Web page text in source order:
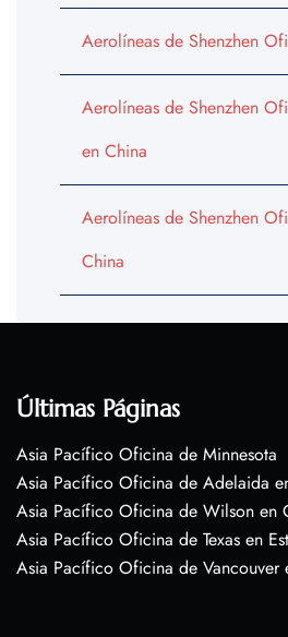
Aerolíneas de Shenzhen
Aerolíneas de Shenzhen
en China
Aerolíneas de Shenzhen
China
Últimas Páginas
Asia Pacífico Oficina de Minnesota
Asia Pacífico Oficina de Adelaida
Asia Pacífico Oficina de Wilson en
Asia Pacífico Oficina de Texas en
Asia Pacífico Oficina de Vancouver